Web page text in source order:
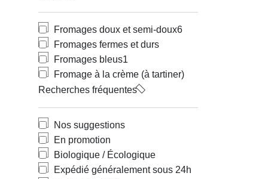
Fromages doux et semi-doux6
Fromages fermes et durs
Fromages bleus1
Fromage à la crème (à tartiner)
Recherches fréquentes
Nos suggestions
En promotion
Biologique / Écologique
Expédié généralement sous 24h